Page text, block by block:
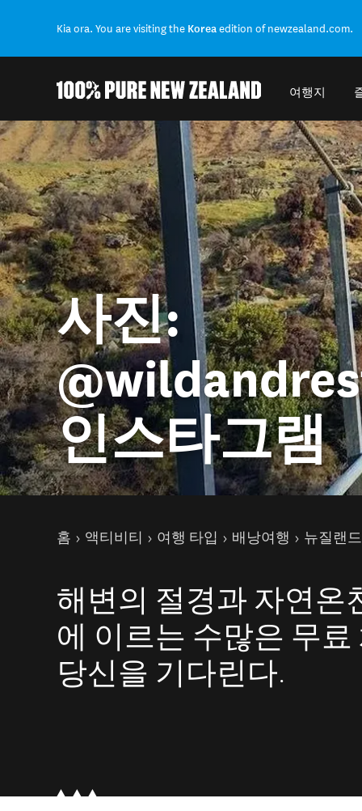
Kia ora. You are visiting the Koreaedition of newzealand.com.
여행지
Back to my results
사진:
인스타그램
현재 페이지
홈 액티비티 여행 타입 배낭여행 뉴질랜
해변의 절경과 자연온
에 이르는 수많은 무
당신을 기다린다.